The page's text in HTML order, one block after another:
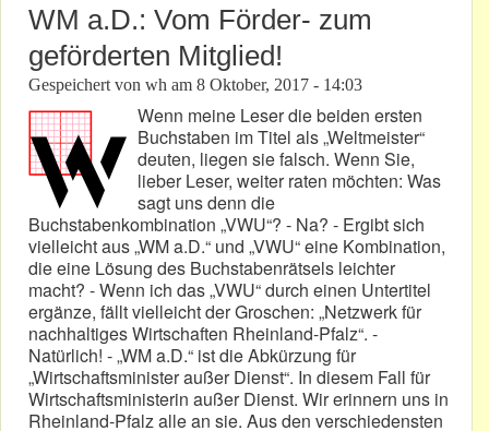
WM a.D.: Vom Förder- zum
geförderten Mitglied!
Gespeichert von wh am 8 Oktober, 2017 - 14:03
Wenn meine Leser die beiden ersten
Buchstaben im Titel als „Weltmeister“
deuten, liegen sie falsch. Wenn Sie,
lieber Leser, weiter raten möchten: Was
sagt uns denn die
Buchstabenkombination „VWU“? - Na? - Ergibt sich
vielleicht aus „WM a.D.“ und „VWU“ eine Kombination,
die eine Lösung des Buchstabenrätsels leichter
macht? - Wenn ich das „VWU“ durch einen Untertitel
ergänze, fällt vielleicht der Groschen: „Netzwerk für
nachhaltiges Wirtschaften Rheinland-Pfalz“. -
Natürlich! - „WM a.D.“ ist die Abkürzung für
„Wirtschaftsminister außer Dienst“. In diesem Fall für
Wirtschaftsministerin außer Dienst. Wir erinnern uns in
Rheinland-Pfalz alle an sie. Aus den verschiedensten